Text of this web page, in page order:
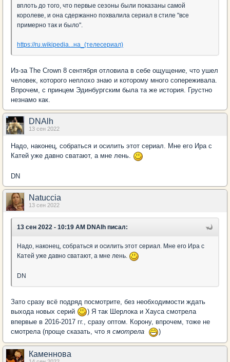
вплоть до того, что первые сезоны были показаны самой
королеве, и она сдержанно похвалила сериал в стиле "все
примерно так и было".
https://ru.wikipedia...на_(телесериал)
Из-за The Crown 8 сентября отловила в себе ощущение, что ушел
человек, которого неплохо знаю и которому много сопереживала.
Впрочем, с принцем Эдинбургским была та же история. Грустно
незнамо как.
DNAlh
13 сен 2022
Надо, наконец, собраться и осилить этот сериал. Мне его Ира с
Катей уже давно сватают, а мне лень.
DN
Natuccia
13 сен 2022
13 сен 2022 - 10:19 AM DNAlh писал:
Надо, наконец, собраться и осилить этот сериал. Мне его Ира с
Катей уже давно сватают, а мне лень.
DN
Зато сразу всё подряд посмотрите, без необходимости ждать
выхода новых серий
) Я так Шерлока и Хауса смотрела
впервые в 2016-2017 гг., сразу оптом. Корону, впрочем, тоже не
смотрела (проще сказать, что я смотрела )
Каменнова